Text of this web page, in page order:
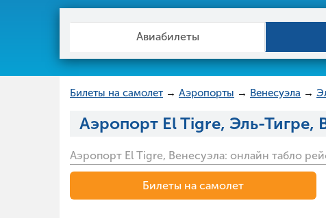
Авиабилеты
Билеты на самолет → Аэропорты → Венесуэла →
Аэропорт El Tigre, Эль-Тигре,
Аэропорт El Tigre, Венесуэла: онлайн табло
Билеты на самолет